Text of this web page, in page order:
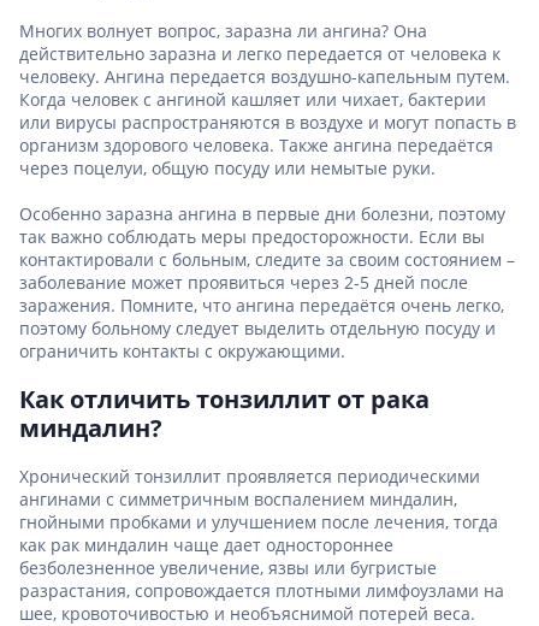
Многих волнует вопрос, заразна ли ангина? Она
действительно заразна и легко передается от человека к
человеку. Ангина передается воздушно-капельным путем.
Когда человек с ангиной кашляет или чихает, бактерии
или вирусы распространяются в воздухе и могут попасть в
организм здорового человека. Также ангина передаётся
через поцелуи, общую посуду или немытые руки.
Особенно заразна ангина в первые дни болезни, поэтому
так важно соблюдать меры предосторожности. Если вы
контактировали с больным, следите за своим состоянием –
заболевание может проявиться через 2-5 дней после
заражения. Помните, что ангина передаётся очень легко,
поэтому больному следует выделить отдельную посуду и
ограничить контакты с окружающими.
Как отличить тонзиллит от рака
миндалин?
Хронический тонзиллит проявляется периодическими
ангинами с симметричным воспалением миндалин,
гнойными пробками и улучшением после лечения, тогда
как рак миндалин чаще дает одностороннее
безболезненное увеличение, язвы или бугристые
разрастания, сопровождается плотными лимфоузлами на
шее, кровоточивостью и необъяснимой потерей веса.